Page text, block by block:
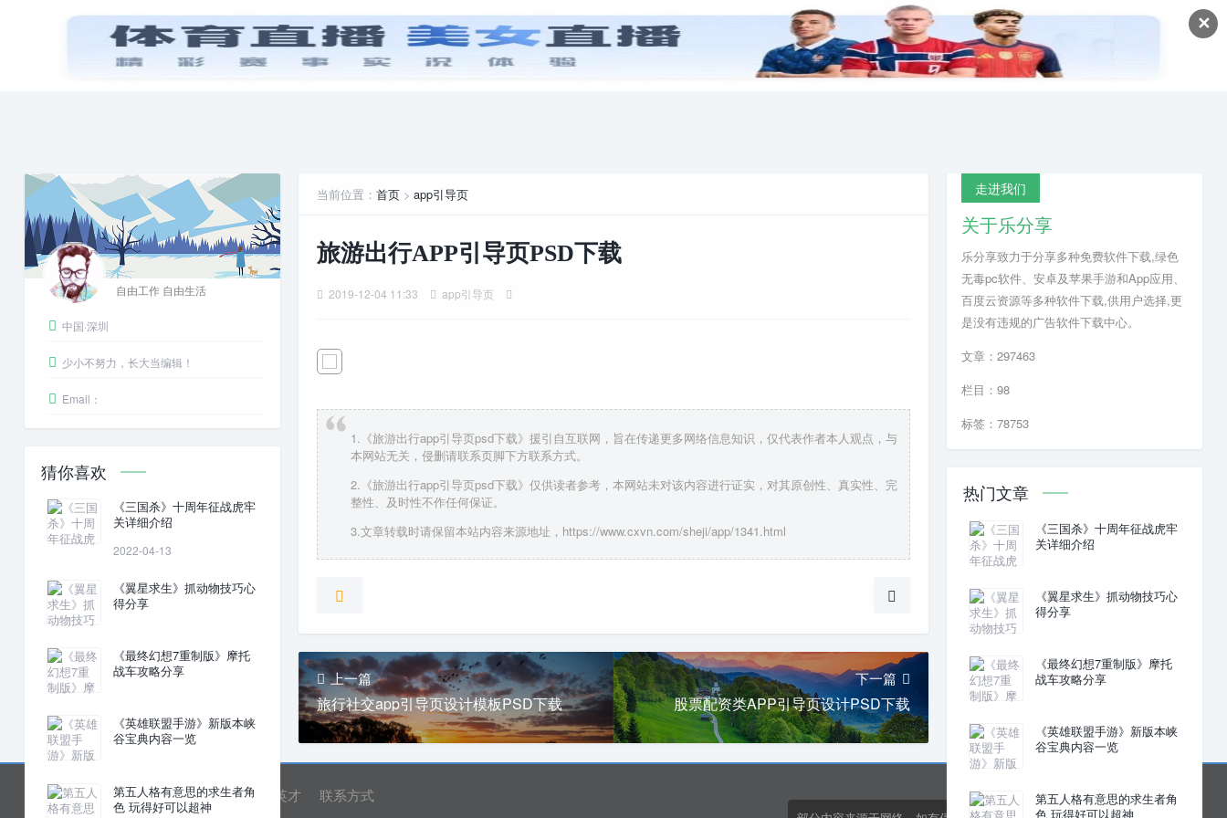
✕
首页 PPT模板 娱乐八卦 安卓游戏 游戏攻略 电脑游戏
当前位置： 首页> app引导页
旅游出行APP引导页PSD下载
2019-12-04 11:33 app引导页
1.《旅游出行app引导页psd下载》援引自互联网，旨在传递更多网络信息知识，仅代表作者本人观点，与
本网站无关，侵删请联系页脚下方联系方式。
2.《旅游出行app引导页psd下载》仅供读者参考，本网站未对该内容进行证实，对其原创性、真实性、完
整性、及时性不作任何保证。
3.文章转载时请保留本站内容来源地址，https://www.cxvn.com/sheji/app/1341.html
上一篇
旅行社交app引导页设计模板PSD下载
下一篇
股票配资类APP引导页设计PSD下载
自由工作 自由生活
中国·深圳
少小不努力，长大当编辑！
Email：
猜你喜欢
《三国杀》十周年征战虎牢
关详细介绍
2022-04-13
《翼星求生》抓动物技巧心
得分享
《最终幻想7重制版》摩托
战车攻略分享
《英雄联盟手游》新版本峡
谷宝典内容一览
第五人格有意思的求生者角
色 玩得好可以超神
走进我们
关于乐分享
乐分享致力于分享多种免费软件下载,绿色
无毒pc软件、安卓及苹果手游和App应用、
百度云资源等多种软件下载,供用户选择,更
是没有违规的广告软件下载中心。
文章：297463
栏目：98
标签：78753
热门文章
《三国杀》十周年征战虎牢
关详细介绍
《翼星求生》抓动物技巧心
得分享
《最终幻想7重制版》摩托
战车攻略分享
《英雄联盟手游》新版本峡
谷宝典内容一览
第五人格有意思的求生者角
色 玩得好可以超神
网站首页 关于我们 诚聘英才 联系方式